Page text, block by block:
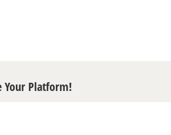
Your Platform!